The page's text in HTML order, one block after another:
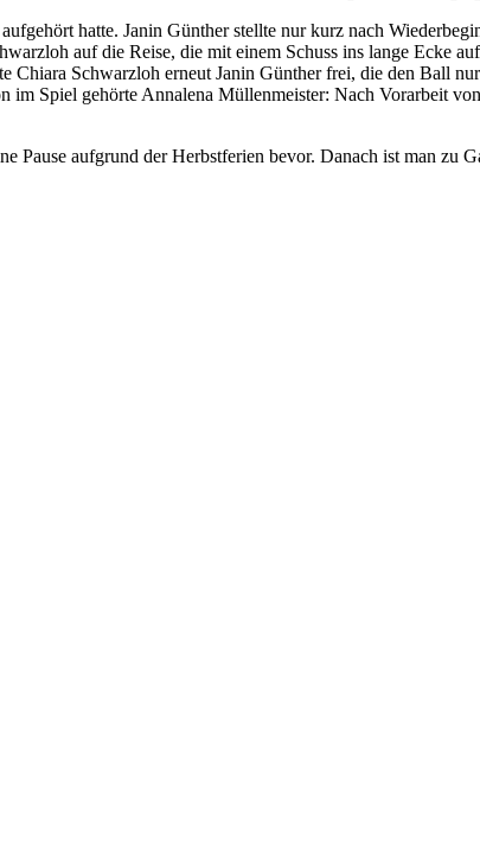
hatte. Janin Günther stellte nur kurz nach
auf die Reise, die mit einem Schuss ins lange Ecke
Chiara Schwarzloh erneut Janin Günther frei, die den Ball
Spiel gehörte Annalena Müllenmeister: Nach Vorarbeit
Pause aufgrund der Herbstferien bevor. Danach ist man zu